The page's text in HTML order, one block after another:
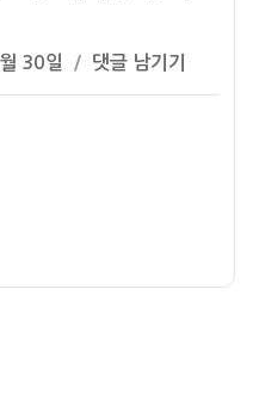
30일
[아
이
댓글 남기기